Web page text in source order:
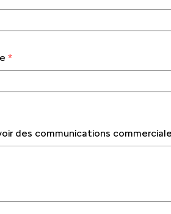
*
des communications